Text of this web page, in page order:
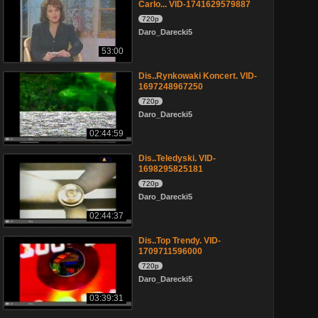
53:00
Carlo... VID-1741629579887
720p
Daro_Darecki5
02:44:59
Dis..Rynkowaki Koncert. VID-
1697248967250
720p
Daro_Darecki5
02:44:37
Dis..Teledyski. VID-
1698295825181
720p
Daro_Darecki5
03:39:31
Dis..Top Trendy. VID-
1709711596000
720p
Daro_Darecki5